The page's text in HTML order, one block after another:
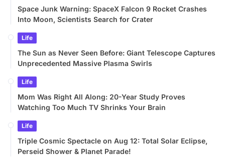
Space Junk Warning: SpaceX Falcon 9 Rocket Crashes
Into Moon, Scientists Search for Crater
Life
The Sun as Never Seen Before: Giant Telescope Captures
Unprecedented Massive Plasma Swirls
Life
Mom Was Right All Along: 20-Year Study Proves
Watching Too Much TV Shrinks Your Brain
Life
Triple Cosmic Spectacle on Aug 12: Total Solar Eclipse,
Perseid Shower & Planet Parade!